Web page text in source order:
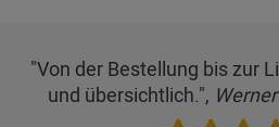
"Von der Bestellung bis zur
und übersichtlich.",